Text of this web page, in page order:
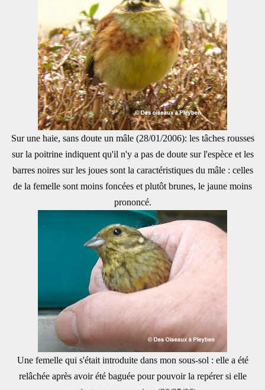
Sur une haie, sans doute un mâle (28/01/2006): les tâches rousses
sur la poitrine indiquent qu'il n'y a pas de doute sur l'espèce et les
barres noires sur les joues sont la caractéristiques du mâle : celles
de la femelle sont moins foncées et plutôt brunes, le jaune moins
prononcé.
Une femelle qui s'était introduite dans mon sous-sol : elle a été
relâchée après avoir été baguée pour pouvoir la repérer si elle